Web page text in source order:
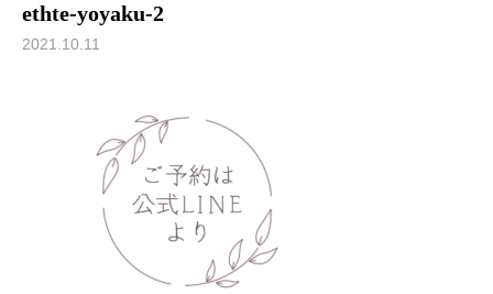
ethte-yoyaku-2
2021.10.11